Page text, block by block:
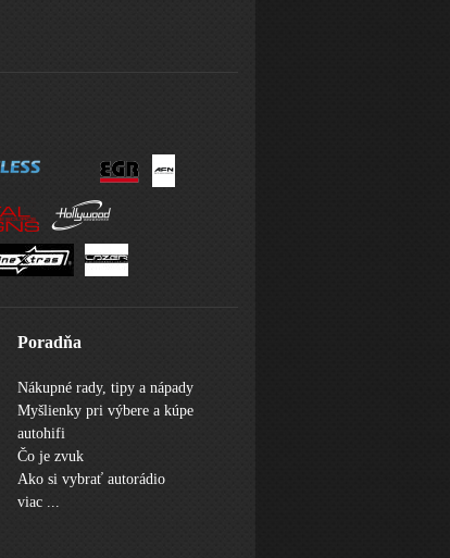
Poradňa
Nákupné rady, tipy a nápady
Myšlienky pri výbere a kúpe
autohifi
Čo je zvuk
Ako si vybrať autorádio
viac ...